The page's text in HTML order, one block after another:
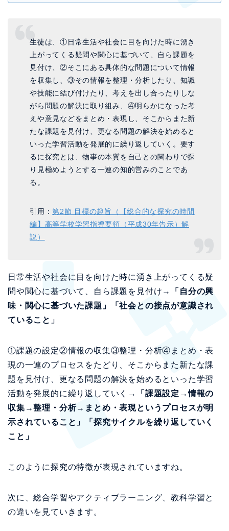
生徒は、①日常生活や社会に目を向けた時に湧き
上がってくる疑問や関心に基づいて、自ら課題を
見付け、②そこにある具体的な問題について情報
を収集し、③その情報を整理・分析したり、知識
や技能に結び付けたり、考えを出し合ったりしな
がら問題の解決に取り組み、④明らかになった考
えや意見などをまとめ・表現し、そこからまた新
たな課題を見付け、更なる問題の解決を始めると
いった学習活動を発展的に繰り返していく。要す
るに探究とは、物事の本質を自己との関わりで探
り見極めようとする一連の知的営みのことであ
る。
引用：第2節 目標の趣旨（【総合的な探究の時間
編】高等学校学習指導要領（平成30年告示）解
説）
日常生活や社会に目を向けた時に湧き上がってくる疑
問や関心に基づいて、自ら課題を見付け →「自分の興
味・関心に基づいた課題」「社会との接点が意識され
ていること」
①課題の設定②情報の収集③整理・分析④まとめ・表
現の一連のプロセスをたどり、そこからまた新たな課
題を見付け、更なる問題の解決を始めるといった学習
活動を発展的に繰り返していく →「課題設定→情報の
収集→整理・分析→まとめ・表現というプロセスが明
示されていること」「探究サイクルを繰り返していく
こと」
このように探究の特徴が表現されていますね。
次に、総合学習やアクティブラーニング、教科学習と
の違いを見ていきます。